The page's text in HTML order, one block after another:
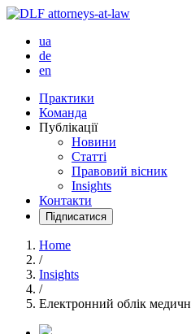
ua
de
en
Практики
Команда
Публікації
Новини
Статті
Правовий вісник
Insights
Контакти
Підписатися
Home
/
Insights
/
Електронний облік